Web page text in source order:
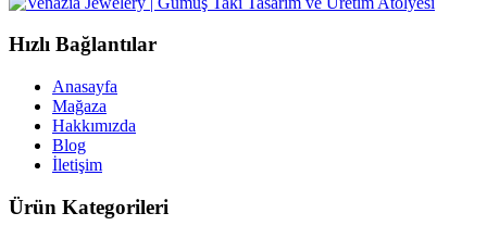
Hızlı Bağlantılar
Anasayfa
Mağaza
Hakkımızda
Blog
İletişim
Ürün Kategorileri